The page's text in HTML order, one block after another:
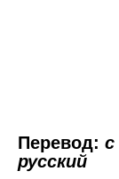
Перевод: с
русский